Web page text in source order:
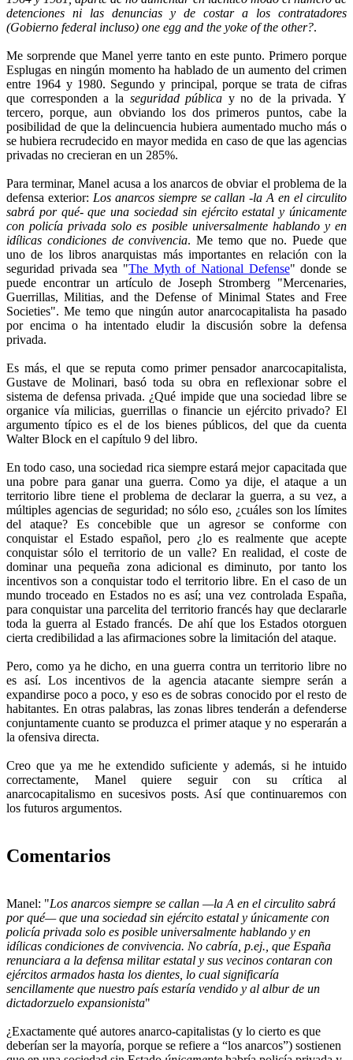
detenciones ni las denuncias y de costar a los contratadores
(Gobierno federal incluso) one egg and the yoke of the other?.
Me sorprende que Manel yerre tanto en este punto. Primero porque
Esplugas en ningún momento ha hablado de un aumento del crimen
entre 1964 y 1980. Segundo y principal, porque se trata de cifras
que corresponden a la seguridad pública y no de la privada. Y
tercero, porque, aun obviando los dos primeros puntos, cabe la
posibilidad de que la delincuencia hubiera aumentado mucho más o
se hubiera recrudecido en mayor medida en caso de que las agencias
privadas no crecieran en un 285%.
Para terminar, Manel acusa a los anarcos de obviar el problema de la
defensa exterior: Los anarcos siempre se callan -la A en el circulito
sabrá por qué- que una sociedad sin ejército estatal y únicamente
con policía privada solo es posible universalmente hablando y en
idílicas condiciones de convivencia. Me temo que no. Puede que
uno de los libros anarquistas más importantes en relación con la
seguridad privada sea "The Myth of National Defense" donde se
puede encontrar un artículo de Joseph Stromberg "Mercenaries,
Guerrillas, Militias, and the Defense of Minimal States and Free
Societies". Me temo que ningún autor anarcocapitalista ha pasado
por encima o ha intentado eludir la discusión sobre la defensa
privada.
Es más, el que se reputa como primer pensador anarcocapitalista,
Gustave de Molinari, basó toda su obra en reflexionar sobre el
sistema de defensa privada. ¿Qué impide que una sociedad libre se
organice vía milicias, guerrillas o financie un ejército privado? El
argumento típico es el de los bienes públicos, del que da cuenta
Walter Block en el capítulo 9 del libro.
En todo caso, una sociedad rica siempre estará mejor capacitada que
una pobre para ganar una guerra. Como ya dije, el ataque a un
territorio libre tiene el problema de declarar la guerra, a su vez, a
múltiples agencias de seguridad; no sólo eso, ¿cuáles son los límites
del ataque? Es concebible que un agresor se conforme con
conquistar el Estado español, pero ¿lo es realmente que acepte
conquistar sólo el territorio de un valle? En realidad, el coste de
dominar una pequeña zona adicional es diminuto, por tanto los
incentivos son a conquistar todo el territorio libre. En el caso de un
mundo troceado en Estados no es así; una vez controlada España,
para conquistar una parcelita del territorio francés hay que declararle
toda la guerra al Estado francés. De ahí que los Estados otorguen
cierta credibilidad a las afirmaciones sobre la limitación del ataque.
Pero, como ya he dicho, en una guerra contra un territorio libre no
es así. Los incentivos de la agencia atacante siempre serán a
expandirse poco a poco, y eso es de sobras conocido por el resto de
habitantes. En otras palabras, las zonas libres tenderán a defenderse
conjuntamente cuanto se produzca el primer ataque y no esperarán a
la ofensiva directa.
Creo que ya me he extendido suficiente y además, si he intuido
correctamente, Manel quiere seguir con su crítica al
anarcocapitalismo en sucesivos posts. Así que continuaremos con
los futuros argumentos.
Comentarios
Manel: "Los anarcos siempre se callan —la A en el circulito sabrá
por qué— que una sociedad sin ejército estatal y únicamente con
policía privada solo es posible universalmente hablando y en
idílicas condiciones de convivencia. No cabría, p.ej., que España
renunciara a la defensa militar estatal y sus vecinos contaran con
ejércitos armados hasta los dientes, lo cual significaría
sencillamente que nuestro país estaría vendido y al albur de un
dictadorzuelo expansionista"
¿Exactamente qué autores anarco-capitalistas (y lo cierto es que
deberían ser la mayoría, porque se refiere a “los anarcos”) sostienen